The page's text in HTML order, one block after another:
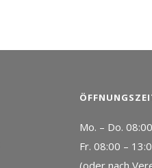
Mo. – Do.
Fr. 08:00 –
(oder nach